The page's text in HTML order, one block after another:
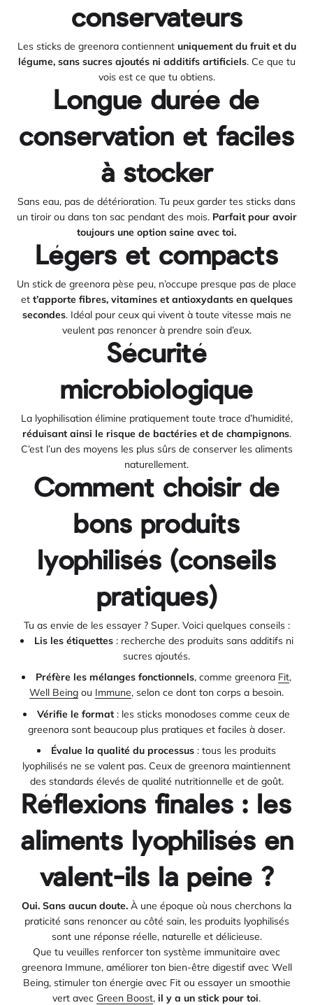
conservateurs
Les sticks de greenora contiennent uniquement du fruit et du
légume, sans sucres ajoutés ni additifs artificiels. Ce que tu
vois est ce que tu obtiens.
Longue durée de
conservation et faciles
à stocker
Sans eau, pas de détérioration. Tu peux garder tes sticks dans
un tiroir ou dans ton sac pendant des mois. Parfait pour avoir
toujours une option saine avec toi.
Légers et compacts
Un stick de greenora pèse peu, n’occupe presque pas de place
et t’apporte fibres, vitamines et antioxydants en quelques
secondes. Idéal pour ceux qui vivent à toute vitesse mais ne
veulent pas renoncer à prendre soin d’eux.
Sécurité
microbiologique
La lyophilisation élimine pratiquement toute trace d’humidité,
réduisant ainsi le risque de bactéries et de champignons.
C’est l’un des moyens les plus sûrs de conserver les aliments
naturellement.
Comment choisir de
bons produits
lyophilisés (conseils
pratiques)
Tu as envie de les essayer ? Super. Voici quelques conseils :
Lis les étiquettes: recherche des produits sans additifs ni
sucres ajoutés.
Préfère les mélanges fonctionnels, comme greenora Fit,
Well Being ou Immune, selon ce dont ton corps a besoin.
Vérifie le format : les sticks monodoses comme ceux de
greenora sont beaucoup plus pratiques et faciles à doser.
Évalue la qualité du processus : tous les produits
lyophilisés ne se valent pas. Ceux de greenora maintiennent
des standards élevés de qualité nutritionnelle et de goût.
Réflexions finales : les
aliments lyophilisés en
valent-ils la peine ?
Oui. Sans aucun doute. À une époque où nous cherchons la
praticité sans renoncer au côté sain, les produits lyophilisés
sont une réponse réelle, naturelle et délicieuse.
Que tu veuilles renforcer ton système immunitaire avec
greenora Immune, améliorer ton bien-être digestif avec Well
Being, stimuler ton énergie avec Fit ou essayer un smoothie
vert avec Green Boost, il y a un stick pour toi.